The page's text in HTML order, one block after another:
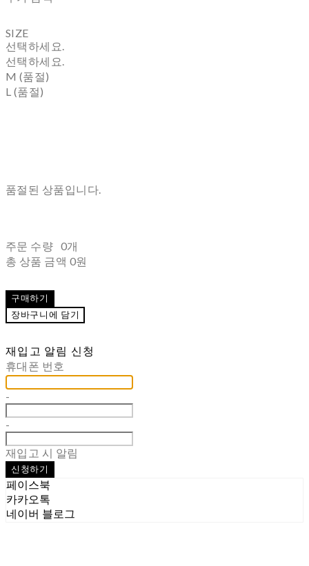
SIZE
선택하세요.
선택하세요.
M (품절)
L (품절)
품절된 상품입니다.
주문 수량 0개
총 상품 금액 0원
구매하기
장바구니에 담기
재입고 알림 신청
휴대폰 번호
-
-
재입고 시 알림
신청하기
페이스북
카카오톡
네이버 블로그